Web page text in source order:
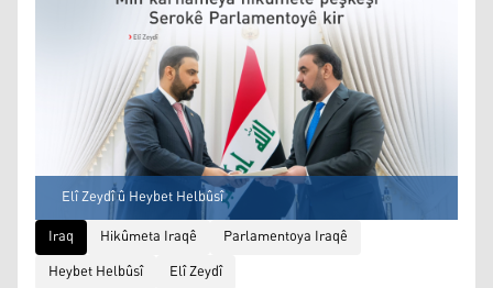
Elî Zeydî û Heybet Helbûsî
Iraq
Hikûmeta Iraqê
Parlamentoya Iraqê
Heybet Helbûsî
Elî Zeydî